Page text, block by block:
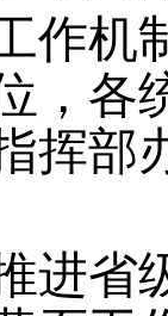
作
，各
挥部
进